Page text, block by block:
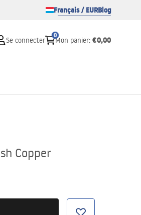
Français / EURBlog
Se connecter
0
Mon panier: €0,00
Copper